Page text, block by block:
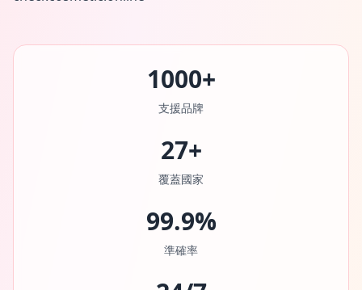
1000+
支援品牌
27+
覆蓋國家
99.9%
準確率